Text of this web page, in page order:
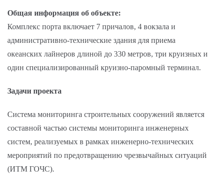
Общая информация об объекте:
Комплекс порта включает 7 причалов, 4 вокзала и
административно-технические здания для приема
океанских лайнеров длиной до 330 метров, три круизных и
один специализированный круизно-паромный терминал.
Задачи проекта
Система мониторинга строительных сооружений является
составной частью системы мониторинга инженерных
систем, реализуемых в рамках инженерно-технических
мероприятий по предотвращению чрезвычайных ситуаций
(ИТМ ГОЧС).